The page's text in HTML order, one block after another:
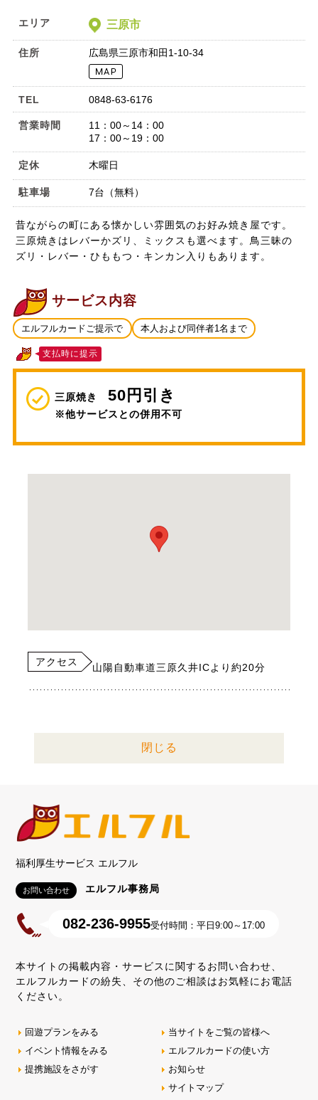
エリア 三原市
住所 広島県三原市和田1-10-34
TEL 0848-63-6176
営業時間
11：00～14：00
17：00～19：00
定休 木曜日
駐車場 7台（無料）
昔ながらの町にある懐かしい雰囲気のお好み焼き屋です。
三原焼きはレバーかズリ、ミックスも選べます。鳥三昧の
ズリ・レバー・ひももつ・キンカン入りもあります。
サービス内容
エルフルカードご提示で 本人および同伴者1名まで
支払時に提示
三原焼き50円引き
※他サービスとの併用不可
アクセス 山陽自動車道三原久井ICより約20分
閉じる
福利厚生サービス エルフル
お問い合わせ エルフル事務局
082-236-9955受付時間：平日9:00～17:00
本サイトの掲載内容・サービスに関するお問い合わせ、
エルフルカードの紛失、その他のご相談はお気軽にお電話
ください。
回遊プランをみる
イベント情報をみる
提携施設をさがす
当サイトをご覧の皆様へ
エルフルカードの使い方
お知らせ
サイトマップ